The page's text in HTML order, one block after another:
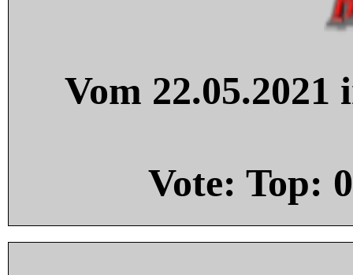
Vom
Vote: Top: 0